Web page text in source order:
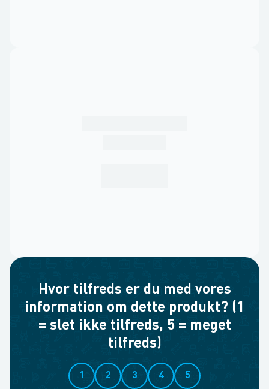
Hvor tilfreds er du med vores
information om dette produkt? (1
= slet ikke tilfreds, 5 = meget
tilfreds)
1 2 3 4 5